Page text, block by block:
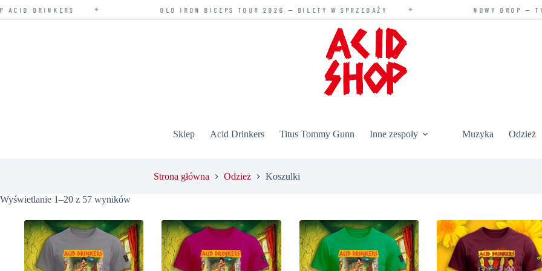
✦ OLD IRON BICEPS TOUR 2026 — BILETY W SPRZEDAŻY ✦ NOWY DROP — TYLKO U
Sklep Acid Drinkers Titus Tommy Gunn Inne zespoły Muzyka Odzież
Strona główna Odzież Koszulki
Wyświetlanie 1–20 z 57 wyników